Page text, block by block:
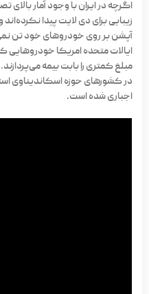
اگرچه در ایران با وجود آمار بالای
زیبایی برای دی لایت پیدا
آپشن بر روی خودروهای خود تن
ایالات متحده امریکا خودروهایی
مبلغ کمتری را بابت بیمه
در کشورهای حوزه اسکاندیناوی
اجباری شده است.